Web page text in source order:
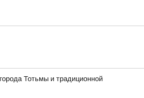
Тотьмы и традиционной